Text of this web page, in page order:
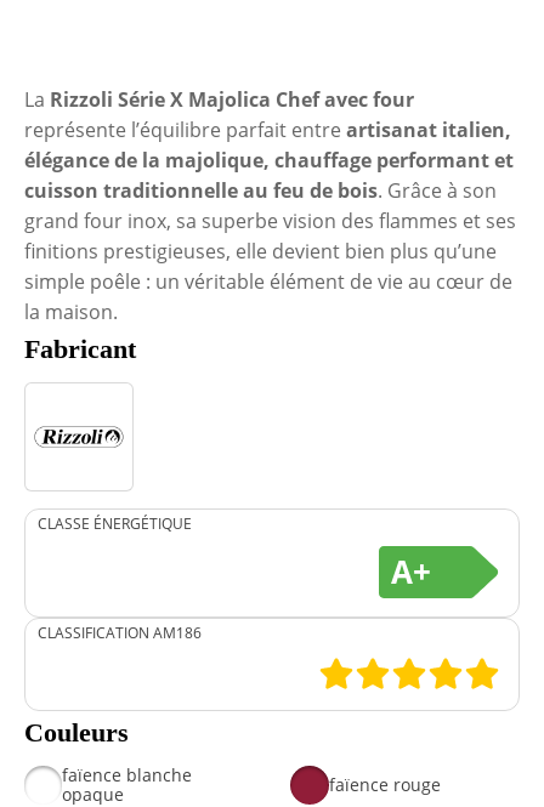
La Rizzoli Série X Majolica Chef avec four
représente l’équilibre parfait entre artisanat italien,
élégance de la majolique, chauffage performant et
cuisson traditionnelle au feu de bois. Grâce à son
grand four inox, sa superbe vision des flammes et ses
finitions prestigieuses, elle devient bien plus qu’une
simple poêle : un véritable élément de vie au cœur de
la maison.
Fabricant
CLASSE ÉNERGÉTIQUE
A+
CLASSIFICATION AM186
Couleurs
faïence blanche
opaque
faïence rouge